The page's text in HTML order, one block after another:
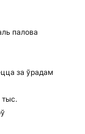
палова
за ўрадам
тыс.